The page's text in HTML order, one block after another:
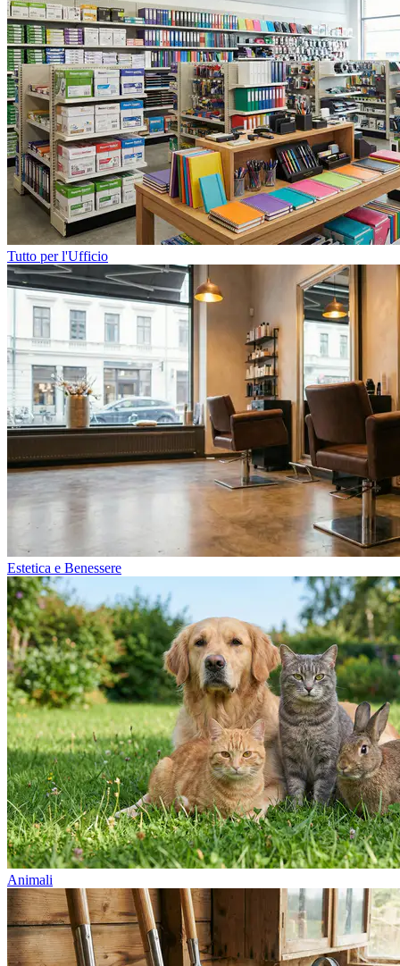
Tutto per l'Ufficio
Estetica e Benessere
Animali